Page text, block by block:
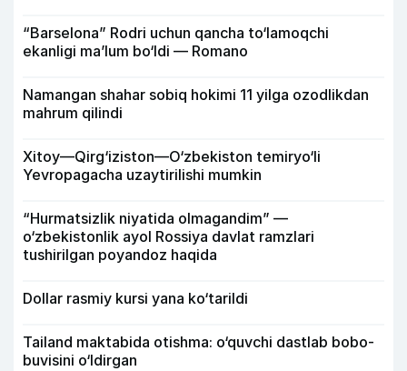
“Barselona” Rodri uchun qancha to‘lamoqchi
ekanligi ma’lum bo‘ldi — Romano
Namangan shahar sobiq hokimi 11 yilga ozodlikdan
mahrum qilindi
Xitoy—Qirg‘iziston—O‘zbekiston temiryo‘li
Yevropagacha uzaytirilishi mumkin
“Hurmatsizlik niyatida olmagandim” —
o‘zbekistonlik ayol Rossiya davlat ramzlari
tushirilgan poyandoz haqida
Dollar rasmiy kursi yana ko‘tarildi
Tailand maktabida otishma: o‘quvchi dastlab bobo-
buvisini o‘ldirgan